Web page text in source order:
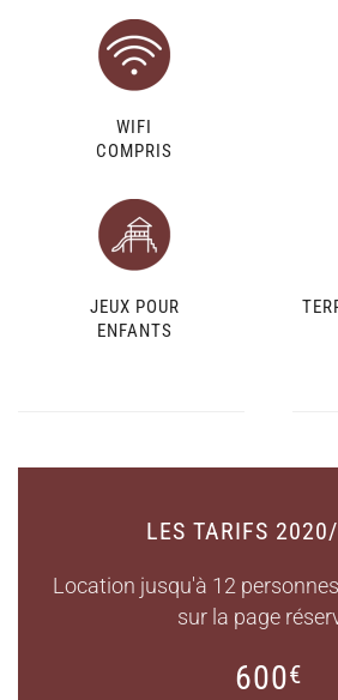
WIFI
COMPRIS
JEUX POUR
ENFANTS
LES TARIFS
Location jusqu'à 12
sur la page
600€